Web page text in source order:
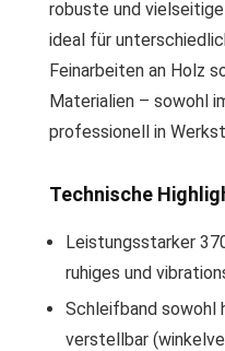
robuste und
ideal für
Feinarbeiten an Holz
Materialien – sowohl
professionell in
Technische
Leistungsstarker
ruhiges und
Schleifband sowohl
verstellbar